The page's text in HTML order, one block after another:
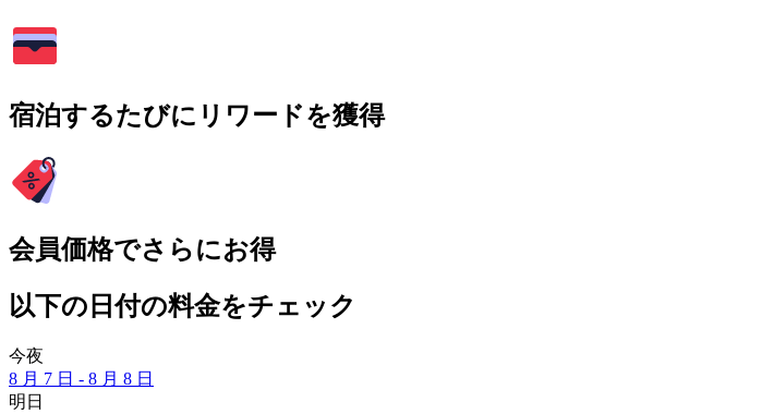
宿泊するたびにリワードを獲得
会員価格でさらにお得
以下の日付の料金をチェック
今夜
8 月 7 日 - 8 月 8 日
明日